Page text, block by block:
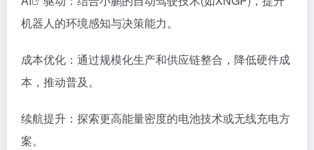
机器人的环境感知与决策能力。
成本优化：通过规模化生产和供应链整合，降低硬件成
本，推动普及。
续航提升：探索更高能量密度的电池技术或无线充电方
案。